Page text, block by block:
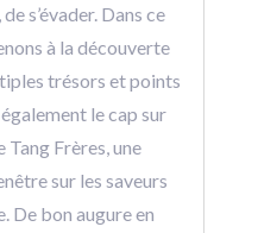
s’évader. Dans ce
à la découverte
trésors et points
le cap sur
Tang Frères, une
sur les saveurs
De bon augure en